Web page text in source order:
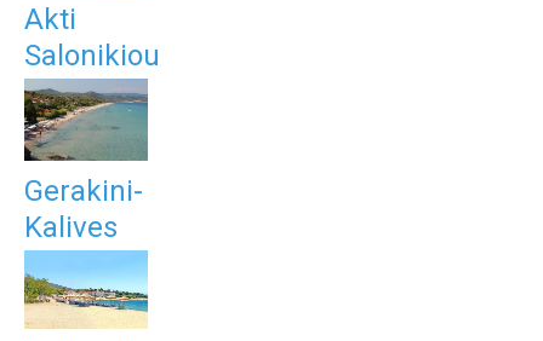
Akti
Salonikiou
Gerakini-
Kalives